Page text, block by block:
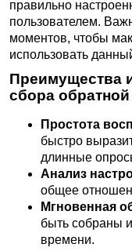
правильно
пользователем.
моментов, чтобы
использовать
Преимущества
сбора обратной
Простота
быстро
длинные
Анализ
общее
Мгновенная
быть собраны
времени.